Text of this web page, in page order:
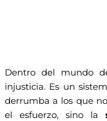
Dentro del mundo
injusticia. Es un
derrumba a los que
el esfuerzo, sino la